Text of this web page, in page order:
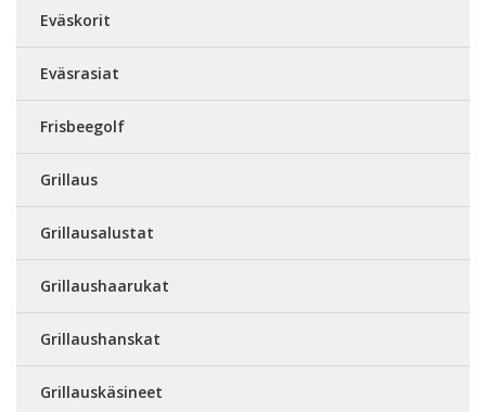
Eväskorit
Eväsrasiat
Frisbeegolf
Grillaus
Grillausalustat
Grillaushaarukat
Grillaushanskat
Grillauskäsineet